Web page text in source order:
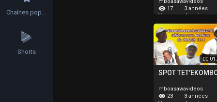
17
Vues
3 années
depuis
SPOT
mboasawavideos
23
3 années
Chaînes populaires
Shorts